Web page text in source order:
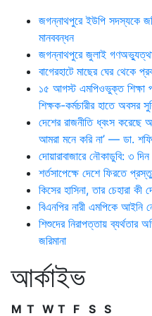
জগন্নাথপুরে ইউপি সদস্যকে
মানববন্ধন
জগন্নাথপুরে জুলাই
বাগেরহাটে মাছের ঘের থেকে
১৫ আগস্ট এমপিওভুক্ত শিক্ষা
শিক্ষক-কর্মচারীর হাতে অবসর
দেশের রাজনীতি ধ্বংস
আমরা মনে করি না’ — ডা.
দোয়ারাবাজারে নৌকাডুবি: ৩
শর্তসাপেক্ষে দেশে ফিরতে
কিসের হাসিনা, তার চেহারা কী
বিএনপির নারী এমপিকে আইনি
শিশুদের নিরাপত্তায়
জরিমানা
আর্কাইভ
M T W T F S S